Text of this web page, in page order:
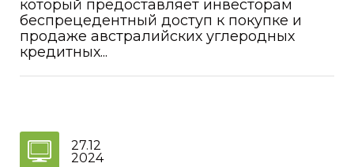
который предоставляет инвесторам
беспрецедентный доступ к покупке и
продаже австралийских углеродных
кредитных...
27.12
2024